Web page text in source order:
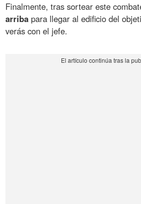
Finalmente, tras sortear este
arriba para llegar al edificio del
verás con el jefe.